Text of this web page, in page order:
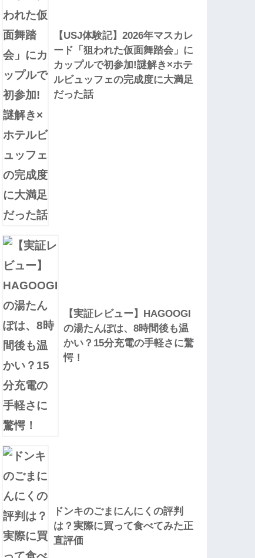
【USJ体験記】2026年マスカレ
ード「狙われた仮面舞踏会」に
カップルで初参加!謎解き×ホテ
ルビュッフェの完成度に大満足
だった話
【実証レビュー】HAGOOGI
の湯たんぽは、8時間後も温
かい？15分充電の手軽さに驚
愕！
ドンキのごまにんにくの評判
は？実際に買って食べてみた正
直評価